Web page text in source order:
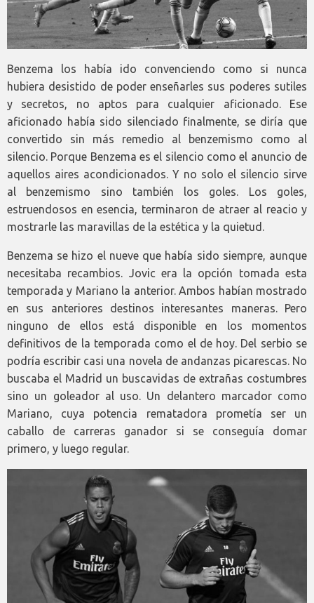
Benzema los había ido convenciendo como si nunca
hubiera desistido de poder enseñarles sus poderes sutiles
y secretos, no aptos para cualquier aficionado. Ese
aficionado había sido silenciado finalmente, se diría que
convertido sin más remedio al benzemismo como al
silencio. Porque Benzema es el silencio como el anuncio de
aquellos aires acondicionados. Y no solo el silencio sirve
al benzemismo sino también los goles. Los goles,
estruendosos en esencia, terminaron de atraer al reacio y
mostrarle las maravillas de la estética y la quietud.
Benzema se hizo el nueve que había sido siempre, aunque
necesitaba recambios. Jovic era la opción tomada esta
temporada y Mariano la anterior. Ambos habían mostrado
en sus anteriores destinos interesantes maneras. Pero
ninguno de ellos está disponible en los momentos
definitivos de la temporada como el de hoy. Del serbio se
podría escribir casi una novela de andanzas picarescas. No
buscaba el Madrid un buscavidas de extrañas costumbres
sino un goleador al uso. Un delantero marcador como
Mariano, cuya potencia rematadora prometía ser un
caballo de carreras ganador si se conseguía domar
primero, y luego regular.